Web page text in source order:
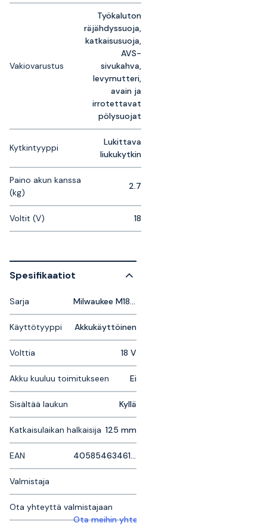
Vakiovarustus
Työkaluton
räjähdyssuoja,
katkaisusuoja,
AVS-
sivukahva,
levymutteri,
avain ja
irrotettavat
pölysuojat
Kytkintyyppi
Lukittava
liukukytkin
Paino akun kanssa
(kg)
2.7
Voltit (V) 18
Spesifikaatiot
Sarja
Käyttötyyppi Akkukäyttöinen
Volttia 18 V
Akku kuuluu toimitukseen Ei
Sisältää laukun Kyllä
Katkaisulaikan halkaisija 125 mm
EAN 4058546346195
Valmistaja
Ota yhteyttä valmistajaan
Ota meihin yhteyttä saadaksesi lisätietoja